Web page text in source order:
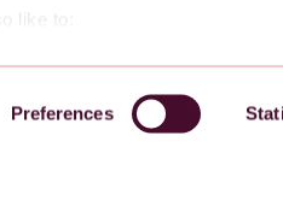
like to:
by actively scanning it for
Preferences